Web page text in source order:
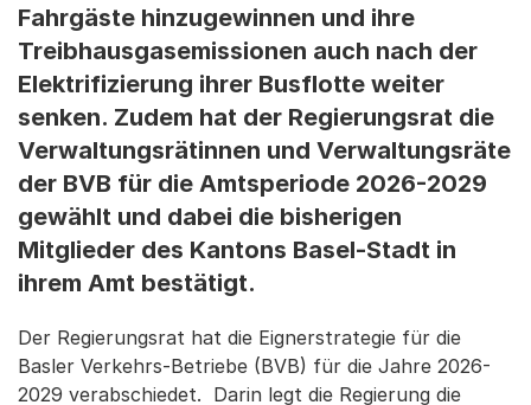
Fahrgäste hinzugewinnen und ihre
Treibhausgasemissionen auch nach der
Elektrifizierung ihrer Busflotte weiter
senken. Zudem hat der Regierungsrat die
Verwaltungsrätinnen und Verwaltungsräte
der BVB für die Amtsperiode 2026-2029
gewählt und dabei die bisherigen
Mitglieder des Kantons Basel-Stadt in
ihrem Amt bestätigt.
Der Regierungsrat hat die Eignerstrategie für die
Basler Verkehrs-Betriebe (BVB) für die Jahre 2026-
2029 verabschiedet. Darin legt die Regierung die